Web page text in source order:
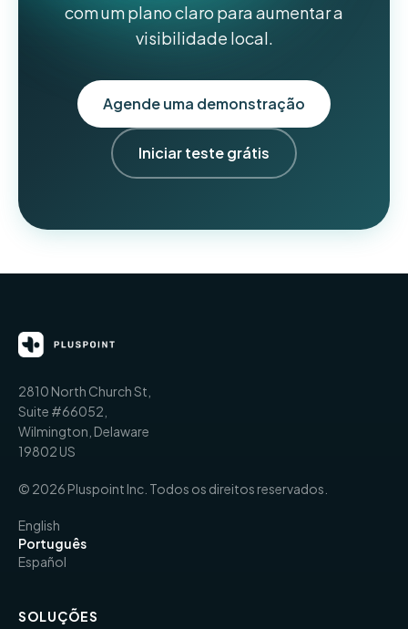
com um plano claro para aumentar a
visibilidade local.
Agende uma demonstração
Iniciar teste grátis
2810 North Church St,
Suite #66052,
Wilmington, Delaware
19802 US
© 2026 Pluspoint Inc. Todos os direitos reservados.
English
Português
Español
SOLUÇÕES